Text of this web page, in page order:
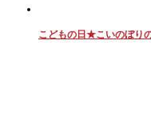
こどもの日★こいのぼり